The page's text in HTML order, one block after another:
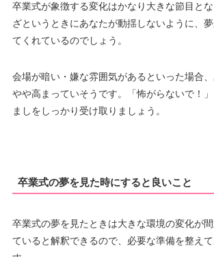
卒業式が象徴する変化はかなり大きな節目と
ざというときにあなたが動揺しないように、
てくれているのでしょう。
会場が暗い・嫌な雰囲気があるといった場合
やや高まっていそうです。「怖がらないで！
ましをしっかり受け取りましょう。
卒業式の夢を見た時にすると良いこと
卒業式の夢を見たときは大きな環境の変化が
ていると解釈できるので、必要な準備を整え